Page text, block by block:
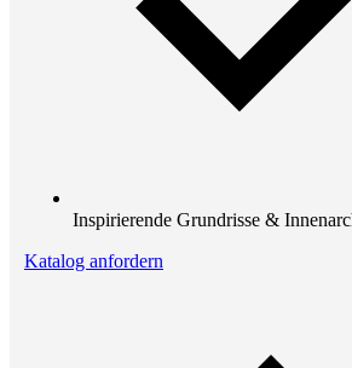
Inspirierende Grundrisse &
Katalog anfordern